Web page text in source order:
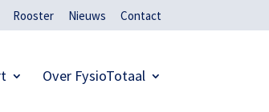
Rooster Nieuws Contact
Over FysioTotaal